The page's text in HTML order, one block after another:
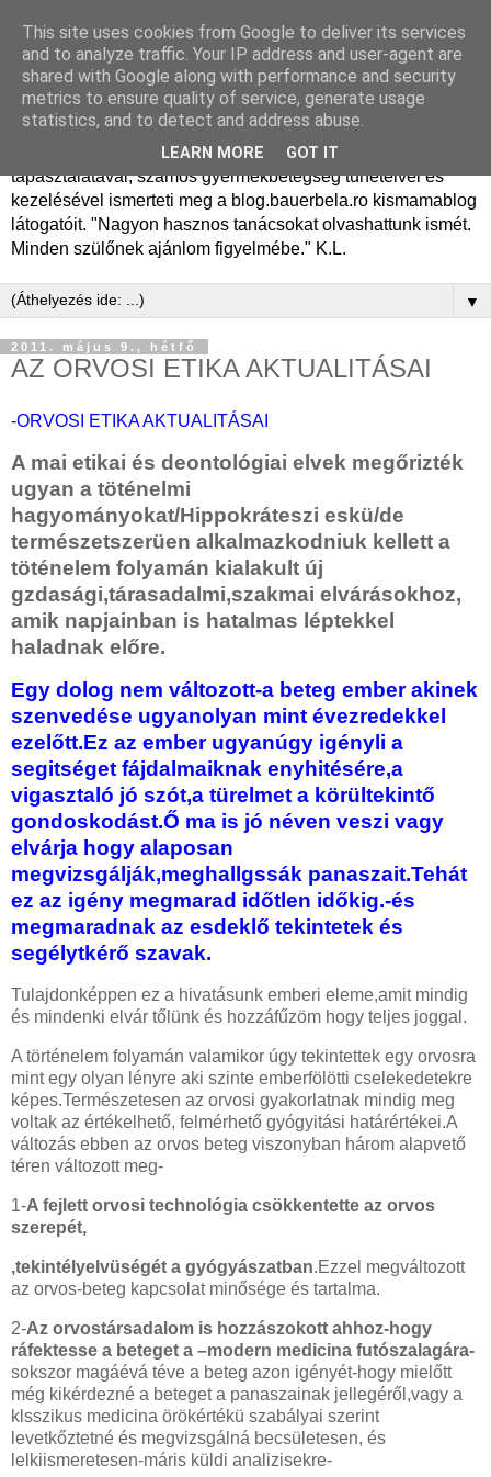
Dr. Bauer Béla Ph.D.
gyermekgyógyász
Dr. Bauer Béla Ph.D. gyermekgyógyász főorvos, 50 éves
tapasztalatával, számos gyermekbetegség tüneteivel és
kezelésével ismerteti meg a blog.bauerbela.ro kismamablog
látogatóit. "Nagyon hasznos tanácsokat olvashattunk ismét.
Minden szülőnek ajánlom figyelmébe." K.L.
▼
2011. május 9., hétfő
AZ ORVOSI ETIKA AKTUALITÁSAI
-ORVOSI ETIKA AKTUALITÁSAI
A mai etikai és deontológiai elvek megőrizték
ugyan a töténelmi
hagyományokat/Hippokráteszi eskü/de
természetszerüen alkalmazkodniuk kellett a
töténelem folyamán kialakult új
gzdasági,tárasadalmi,szakmai elvárásokhoz,
amik napjainban is hatalmas léptekkel
haladnak előre.
Egy dolog nem változott-a beteg ember akinek
szenvedése ugyanolyan mint évezredekkel
ezelőtt.Ez az ember ugyanúgy igényli a
segitséget fájdalmaiknak enyhitésére,a
vigasztaló jó szót,a türelmet a körültekintő
gondoskodást.Ő ma is jó néven veszi vagy
elvárja hogy alaposan
megvizsgálják,meghallgssák panaszait.Tehát
ez az igény megmarad időtlen időkig.-és
megmaradnak az esdeklő tekintetek és
segélytkérő szavak.
Tulajdonképpen ez a hivatásunk emberi eleme,amit mindig
és mindenki elvár tőlünk és hozzáfűzöm hogy teljes joggal.
A történelem folyamán valamikor úgy tekintettek egy orvosra
mint egy olyan lényre aki szinte emberfölötti cselekedetekre
képes.Természetesen az orvosi gyakorlatnak mindig meg
voltak az értékelhető, felmérhető gyógyitási határértékei.A
változás ebben az orvos beteg viszonyban három alapvető
téren változott meg-
1-A fejlett orvosi technológia csökkentette az orvos
szerepét,
,tekintélyelvüségét a gyógyászatban.Ezzel megváltozott
az orvos-beteg kapcsolat minősége és tartalma.
2-Az orvostársadalom is hozzászokott ahhoz-hogy
ráfektesse a beteget a –modern medicina futószalagára-
sokszor magáévá téve a beteg azon igényét-hogy mielőtt
még kikérdezné a beteget a panaszainak jellegéről,vagy a
klsszikus medicina örökértékü szabályai szerint
levetkőztetné és megvizsgálná becsületesen, és
lelkiismeretesen-máris küldi analizisekre-
This site uses cookies from Google to deliver its services
and to analyze traffic. Your IP address and user-agent are
shared with Google along with performance and security
metrics to ensure quality of service, generate usage
statistics, and to detect and address abuse.
LEARN MORE GOT IT